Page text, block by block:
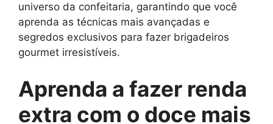
universo da confeitaria, garantindo que você
aprenda as técnicas mais avançadas e
segredos exclusivos para fazer brigadeiros
gourmet irresistíveis.
Aprenda a fazer renda
extra com o doce mais